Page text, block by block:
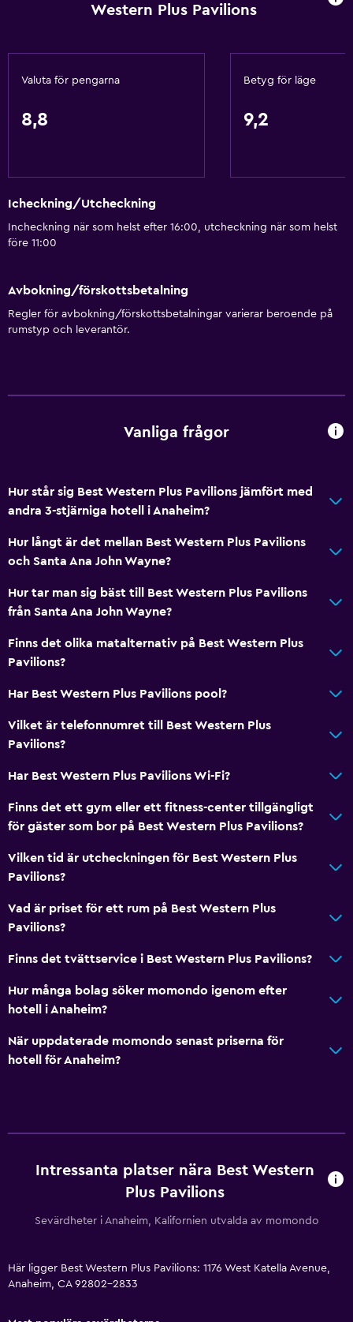
Väckningsservice
Expressutcheckning
Reception dygnet runt
Gratis WiFi
Wifi tillgängligt i alla områden
Internet
Brandvarnare
Värme
Luftkonditionering
Bastu
Kök
Te/kaffebryggare
Kaffemaskin
Restauranger
Restaurang
Mat kan levereras till gästboendet
Café
EV-laddningsstation
Flygbuss
Privat parkering
Hälsa och säkerhet
Daglig städning
Kassaskåp
Tvättstuga
Western Plus Pavilions
Valuta för pengarna
8,8
Betyg för läge
9,2
Icheckning/Utcheckning
Incheckning när som helst efter 16:00, utcheckning när som helst
före 11:00
Avbokning/förskottsbetalning
Regler för avbokning/förskottsbetalningar varierar beroende på
rumstyp och leverantör.
Vanliga frågor
Hur står sig Best Western Plus Pavilions jämfört med
andra 3-stjärniga hotell i Anaheim?
Hur långt är det mellan Best Western Plus Pavilions
och Santa Ana John Wayne?
Hur tar man sig bäst till Best Western Plus Pavilions
från Santa Ana John Wayne?
Finns det olika matalternativ på Best Western Plus
Pavilions?
Har Best Western Plus Pavilions pool?
Vilket är telefonnumret till Best Western Plus
Pavilions?
Har Best Western Plus Pavilions Wi-Fi?
Finns det ett gym eller ett fitness-center tillgängligt
för gäster som bor på Best Western Plus Pavilions?
Vilken tid är utcheckningen för Best Western Plus
Pavilions?
Vad är priset för ett rum på Best Western Plus
Pavilions?
Finns det tvättservice i Best Western Plus Pavilions?
Hur många bolag söker momondo igenom efter
hotell i Anaheim?
När uppdaterade momondo senast priserna för
hotell för Anaheim?
Intressanta platser nära Best Western
Plus Pavilions
Sevärdheter i Anaheim, Kalifornien utvalda av momondo
Här ligger Best Western Plus Pavilions: 1176 West Katella Avenue,
Anaheim, CA 92802-2833